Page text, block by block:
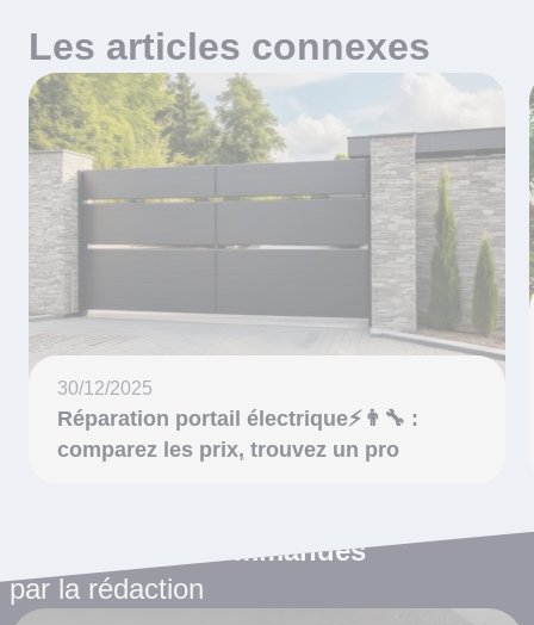
Les articles connexes
30/12/2025
Réparation portail électrique⚡️👨‍🔧 :
comparez les prix, trouvez un pro
Les articles recommandés
par la rédaction